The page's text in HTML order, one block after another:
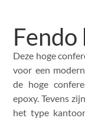
Deze hoge
voor een
de hoge
epoxy. Tevens
het type